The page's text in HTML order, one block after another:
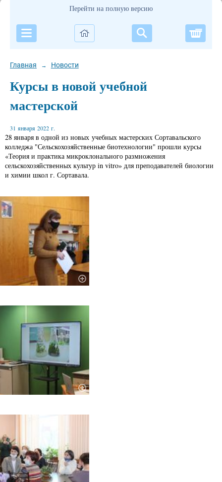
Перейти на полную версию
Главная → Новости
Курсы в новой учебной
мастерской
31 января 2022 г.
28 января в одной из новых учебных мастерских Сортавальского
колледжа "Сельскохозяйственные биотехнологии" прошли курсы
«Теория и практика микроклонального размножения
сельскохозяйственных культур in vitro» для преподавателей биологии
и химии школ г. Сортавала.